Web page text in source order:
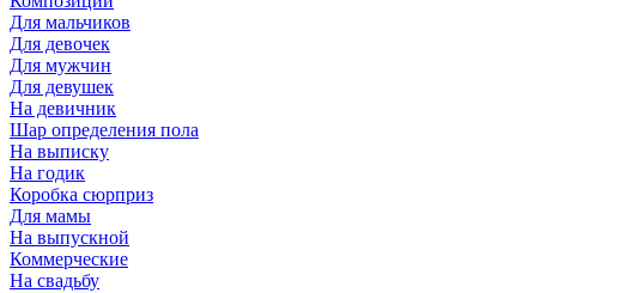
Для мальчиков
Для девочек
Для мужчин
Для девушек
На девичник
Шар определения пола
На выписку
На годик
Коробка сюрприз
Для мамы
На выпускной
Коммерческие
На свадьбу